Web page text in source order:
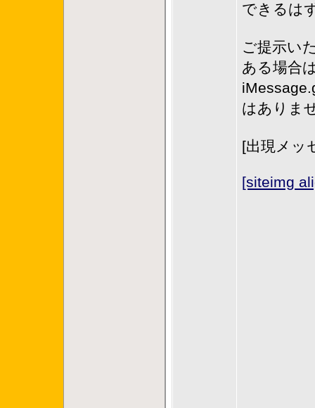
できるは
ご提示い
ある場合
はありま
[出現メッ
[siteimg